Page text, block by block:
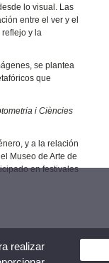
lo visual. Las
entre el ver y el
reflejo y la
se plantea
que
i Ciències
y a la relación
Museo de Arte de
en festivales
realizar